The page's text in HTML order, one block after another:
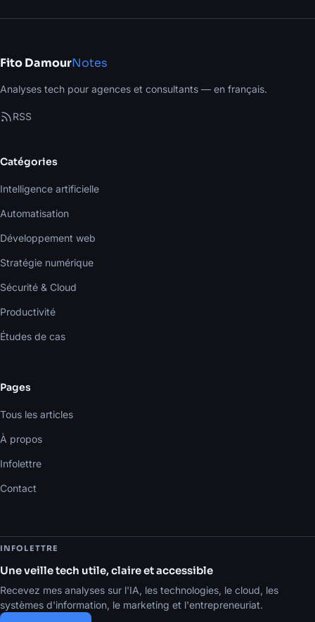
Fito DamourNotes
Analyses tech pour agences et consultants — en français.
RSS
Catégories
Intelligence artificielle
Automatisation
Développement web
Stratégie numérique
Sécurité & Cloud
Productivité
Études de cas
Pages
Tous les articles
À propos
Infolettre
Contact
INFOLETTRE
Une veille tech utile, claire et accessible
Recevez mes analyses sur l'IA, les technologies, le cloud, les
systèmes d'information, le marketing et l'entrepreneuriat.